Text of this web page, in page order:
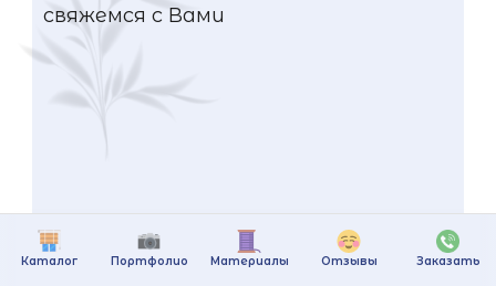
Каталог Портфолио Материалы Отзывы Заказать
свяжемся с Вами